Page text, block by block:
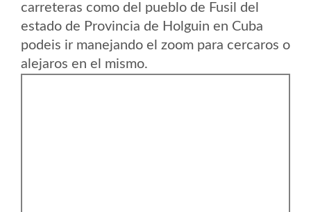
carreteras como del pueblo de Fusil del
estado de Provincia de Holguin en Cuba
podeis ir manejando el zoom para cercaros o
alejaros en el mismo.